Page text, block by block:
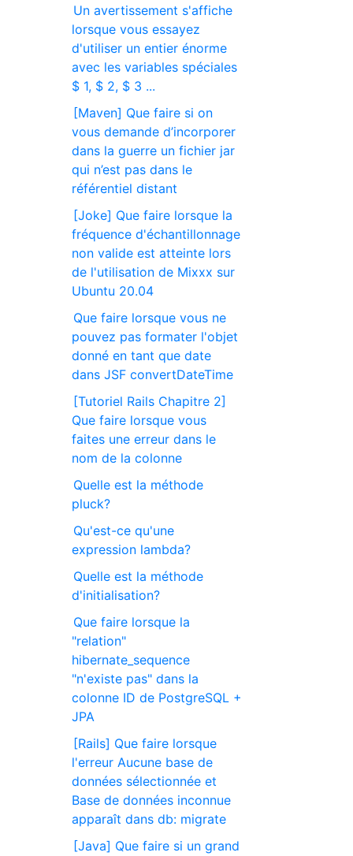
Un avertissement s'affiche
lorsque vous essayez
d'utiliser un entier énorme
avec les variables spéciales
$ 1, $ 2, $ 3 ...
[Maven] Que faire si on
vous demande d’incorporer
dans la guerre un fichier jar
qui n’est pas dans le
référentiel distant
[Joke] Que faire lorsque la
fréquence d'échantillonnage
non valide est atteinte lors
de l'utilisation de Mixxx sur
Ubuntu 20.04
Que faire lorsque vous ne
pouvez pas formater l'objet
donné en tant que date
dans JSF convertDateTime
[Tutoriel Rails Chapitre 2]
Que faire lorsque vous
faites une erreur dans le
nom de la colonne
Quelle est la méthode
pluck?
Qu'est-ce qu'une
expression lambda?
Quelle est la méthode
d'initialisation?
Que faire lorsque la
"relation"
hibernate_sequence
"n'existe pas" dans la
colonne ID de PostgreSQL +
JPA
[Rails] Que faire lorsque
l'erreur Aucune base de
données sélectionnée et
Base de données inconnue
apparaît dans db: migrate
[Java] Que faire si un grand